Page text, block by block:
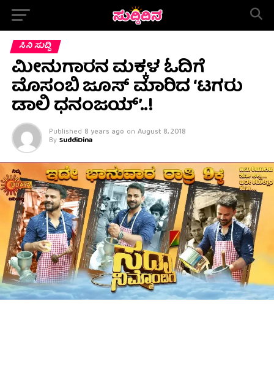
ಸಿನಿ ಸುದ್ದಿ
ಮೀನುಗಾರನ ಮಕ್ಕಳ ಓದಿಗೆ
ಮೊಸಂಬಿ ಜೂಸ್ ಮಾರಿದ ‘ಟಗರು
ಡಾಲಿ ಧನಂಜಯ್’..!
Published 8 years ago on August 8, 2018
By SuddiDina